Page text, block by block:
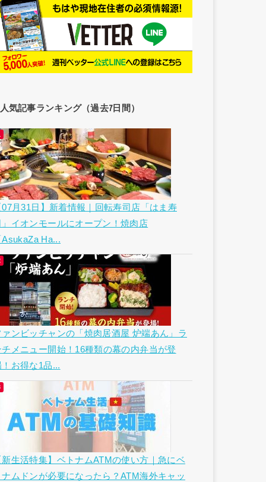
人気記事ランキング（過去7日間）
07月31日】新着情報｜回転寿司店「はま寿
」イオンモールにオープン！焼肉店
AsukaZa Ha...
ァンビッチャンの「焼肉居酒屋 炉端あん」ラ
チメニュー開始！16種類の幕の内弁当が登
！お得な1品...
新生活特集】ベトナムATMの使い方｜急にベ
ナムドンが必要になったら？ATM海外キャッ